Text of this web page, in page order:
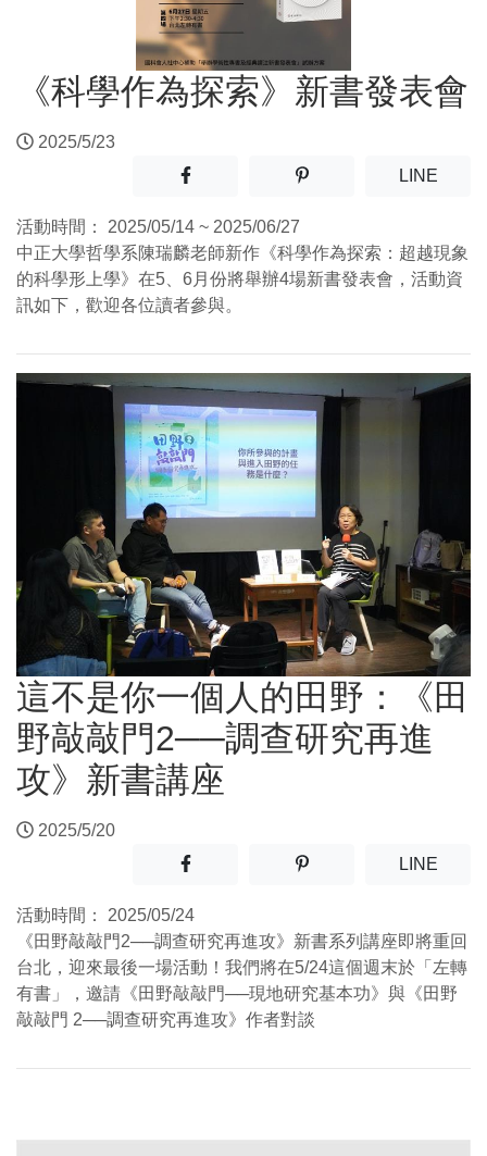
《科學作為探索》新書發表會
2025/5/23
分享至facebook(另開新視窗)
分享至噗浪(另開新視窗)
LINE(另開
活動時間：
2025/05/14 ~ 2025/06/27
中正大學哲學系陳瑞麟老師新作《科學作為探索：超越現象
的科學形上學》在5、6月份將舉辦4場新書發表會，活動資
訊如下，歡迎各位讀者參與。
這不是你一個人的田野：《田
野敲敲門2──調查研究再進
攻》新書講座
2025/5/20
分享至facebook(另開新視窗)
分享至噗浪(另開新視窗)
LINE(另開
活動時間：
2025/05/24
《田野敲敲門2──調查研究再進攻》新書系列講座即將重回
台北，迎來最後一場活動！我們將在5/24這個週末於「左轉
有書」，邀請《田野敲敲門──現地研究基本功》與《田野
敲敲門 2──調查研究再進攻》作者對談